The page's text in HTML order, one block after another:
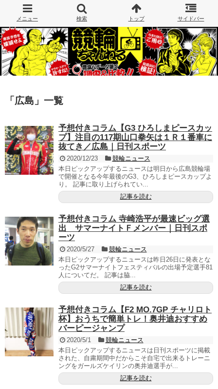
「 広島 」 一覧
予想付きコラム【G3 ひろしまピースカッ
プ】注目の117期山口拳矢は１Ｒ１番車に
抜てき／広島｜日刊スポーツ
2020/12/23
競輪ニュース
本日ピックアップするニュースは明日から広島競輪場
で開催となる今年最後のG3、ひろしまピースカップよ
り。 記事に取り上げられてい...
記事を読む
予想付きコラム 寺崎浩平が最速ビッグ選
出 サマーナイトＦメンバー｜日刊スポ
ーツ
2020/5/27
競輪ニュース
本日ピックアップするニュースは昨日26日に発表とな
ったG2サマーナイトフェスティバルの出場予定選手81
人についてだ。 記事は脇...
記事を読む
予想付きコラム【F2 MO.7GP チャリロト
杯】おうちで簡単トレ！奥井迪おすすめ
バーピージャンプ
2020/5/1
競輪ニュース
本日ピックアップするニュースは日刊スポーツに掲載
された、自粛期間中だからこそ自宅で出来るトレーニ
ングをガールズケイリンの奥井迪選手が...
記事を読む